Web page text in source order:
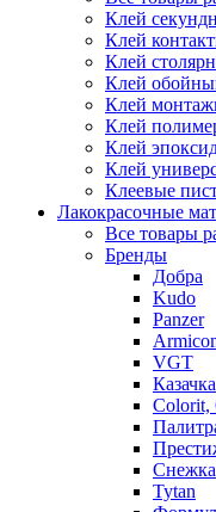
Клей
Клей
Клей
Клей
Клей
Клей
Клей
Клей
Клеевые
Лакокрасочные
Все товары
Бренды
Добра
Kudo
Panzer
VGT
Казачка
Colorit,
Снежка
Tytan